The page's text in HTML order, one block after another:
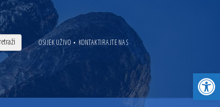
OSIJEK UŽIVO • KONTAKTIRAJTE NAS